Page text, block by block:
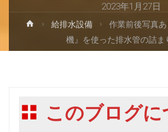
2023年1月27日
給排水設備
作業前後写真
機』を使った排水管の詰ま
このブログに